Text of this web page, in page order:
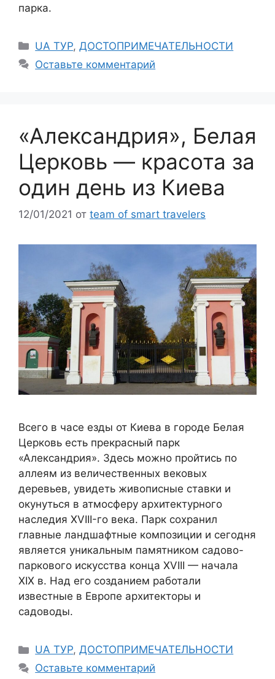
парка.
Рубрики
UA ТУР,ДОСТОПРИМЕЧАТЕЛЬНОСТИ
Оставьте комментарий
«Александрия», Белая
Церковь — красота за
один день из Киева
12/01/2021 от team of smart travelers
Всего в часе езды от Киева в городе Белая
Церковь есть прекрасный парк
«Александрия». Здесь можно пройтись по
аллеям из величественных вековых
деревьев, увидеть живописные ставки и
окунуться в атмосферу архитектурного
наследия XVIII-го века. Парк сохранил
главные ландшафтные композиции и сегодня
является уникальным памятником садово-
паркового искусства конца XVIII — начала
XIX в. Над его созданием работали
известные в Европе архитекторы и
садоводы.
Рубрики
UA ТУР,ДОСТОПРИМЕЧАТЕЛЬНОСТИ
Оставьте комментарий